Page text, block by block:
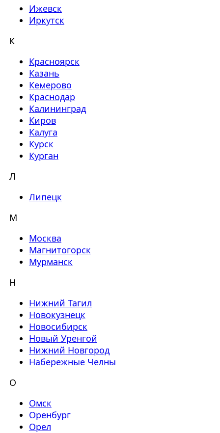
Ижевск
Иркутск
К
Красноярск
Казань
Кемерово
Краснодар
Калининград
Киров
Калуга
Курск
Курган
Л
Липецк
М
Москва
Магнитогорск
Мурманск
Н
Нижний Тагил
Новокузнецк
Новосибирск
Новый Уренгой
Нижний Новгород
Набережные Челны
О
Омск
Оренбург
Орел